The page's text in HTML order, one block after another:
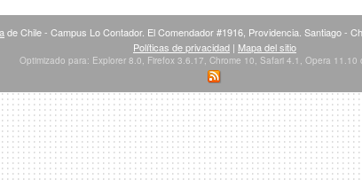
de Chile - Campus Lo Contador. El Comendador #1916, Providencia. Santiago -
Políticas de privacidad | Mapa del sitio
Optimizado para: Explorer 8.0, Firefox 3.6.17, Chrome 10, Safari 4.1, Opera 11.10